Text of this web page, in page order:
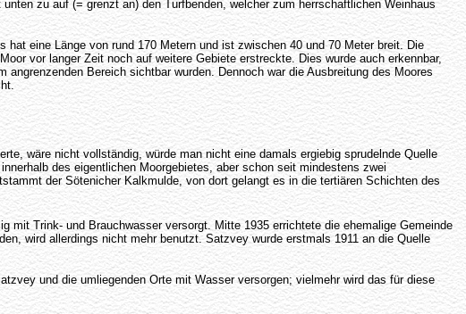
zu auf (= grenzt an) den Turfbenden, welcher zum herrschaftlichen Weinhaus
eine Länge von rund 170 Metern und ist zwischen 40 und 70 Meter breit. Die
vor langer Zeit noch auf weitere Gebiete erstreckte. Dies wurde auch erkennbar,
Bereich sichtbar wurden. Dennoch war die Ausbreitung des Moores
wäre nicht vollständig, würde man nicht eine damals ergiebig sprudelnde Quelle
des eigentlichen Moorgebietes, aber schon seit mindestens zwei
der Sötenicher Kalkmulde, von dort gelangt es in die tertiären Schichten des
mit Trink- und Brauchwasser versorgt. Mitte 1935 errichtete die ehemalige Gemeinde
wird allerdings nicht mehr benutzt. Satzvey wurde erstmals 1911 an die Quelle
und die umliegenden Orte mit Wasser versorgen; vielmehr wird das für diese